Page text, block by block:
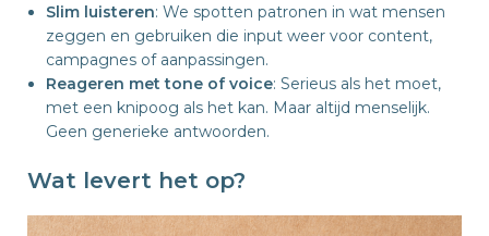
Slim luisteren: We spotten patronen in wat mensen
zeggen en gebruiken die input weer voor content,
campagnes of aanpassingen.
Reageren met tone of voice: Serieus als het moet,
met een knipoog als het kan. Maar altijd menselijk.
Geen generieke antwoorden.
Wat levert het op?